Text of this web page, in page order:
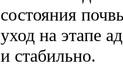
состояния
уход на этапе
и стабильно.